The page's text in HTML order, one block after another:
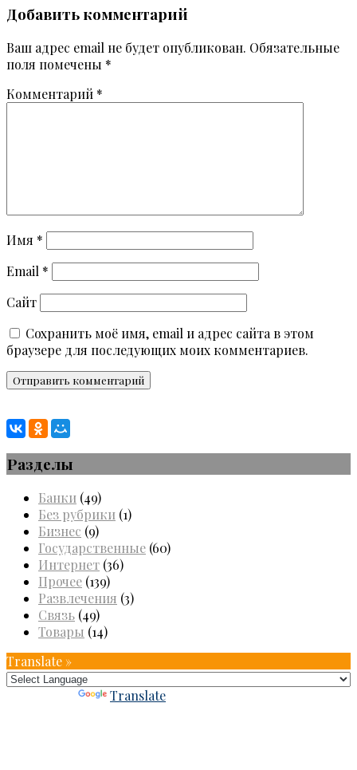
Добавить комментарий
Ваш адрес email не будет опубликован. Обязательные
поля помечены *
Комментарий *
Имя *
Email *
Сайт
Сохранить моё имя, email и адрес сайта в этом
браузере для последующих моих комментариев.
Разделы
Банки (49)
Без рубрики (1)
Бизнес (9)
Государственные (60)
Интернет (36)
Прочее (139)
Развлечения (3)
Связь (49)
Товары (14)
Translate »
Translate